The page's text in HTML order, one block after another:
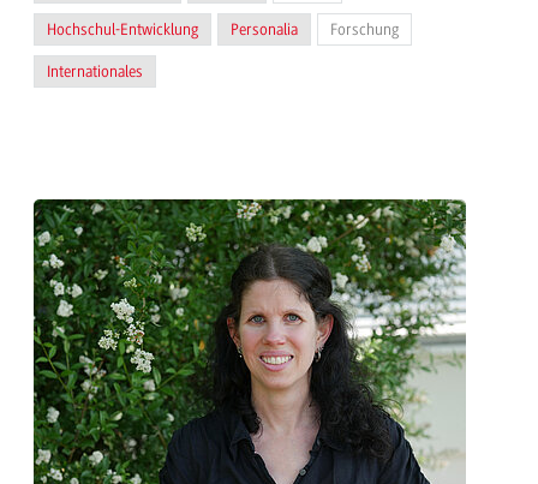
Hochschul-Entwicklung Personalia Forschung
Internationales